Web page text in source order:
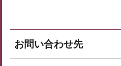
お問い合わせ先